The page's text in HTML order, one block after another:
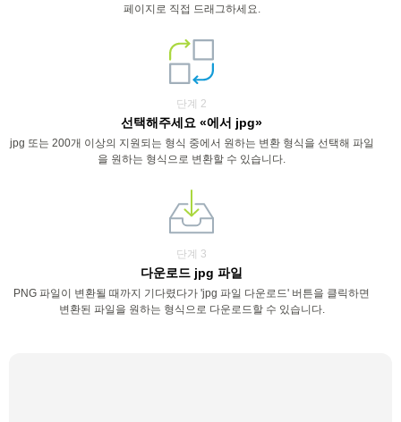
페이지로 직접 드래그하세요.
단계 2
선택해주세요 «에서 jpg»
jpg 또는 200개 이상의 지원되는 형식 중에서 원하는 변환 형식을 선택해 파일
을 원하는 형식으로 변환할 수 있습니다.
단계 3
다운로드 jpg 파일
PNG 파일이 변환될 때까지 기다렸다가 'jpg 파일 다운로드' 버튼을 클릭하면
변환된 파일을 원하는 형식으로 다운로드할 수 있습니다.